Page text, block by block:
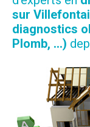
sur
diagnostics
Plomb, ...)